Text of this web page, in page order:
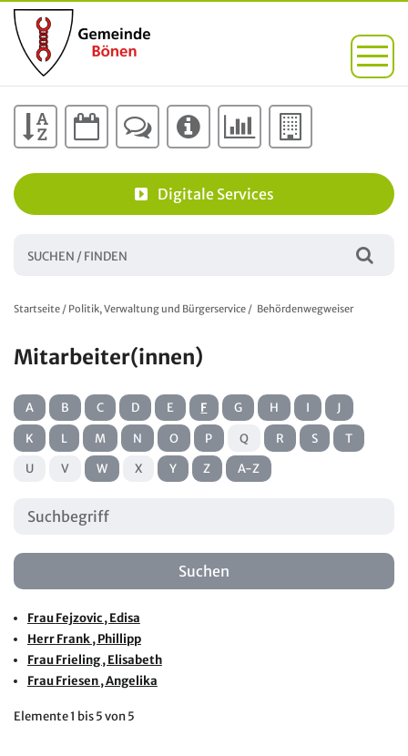
Digitale Services
Startseite / Politik, Verwaltung und Bürgerservice / Behördenwegweiser
Mitarbeiter(innen)
FrauFejzovic, Edisa
HerrFrank, Phillipp
FrauFrieling, Elisabeth
FrauFriesen, Angelika
A B C D E F G H I
J
K
L M N O P Q R S
T
U
V W X Y Z A-Z
Elemente1 bis 5von5